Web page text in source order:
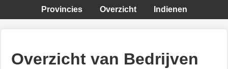
Provincies Overzicht Indienen
Overzicht van Bedrijven